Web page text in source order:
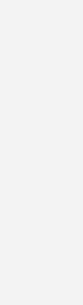
Reekum, Metall
bis zu 1200 kW
Gas-
beengten
den ersten